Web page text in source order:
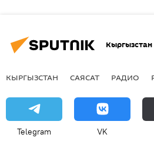
Кыргызстан
КЫРГЫЗСТАН САЯСАТ РАДИО
Telegram VK